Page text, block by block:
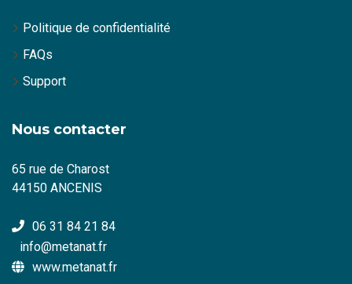
Politique de confidentialité
FAQs
Support
Nous contacter
65 rue de Charost
44150 ANCENIS
06 31 84 21 84
info@metanat.fr
www.metanat.fr